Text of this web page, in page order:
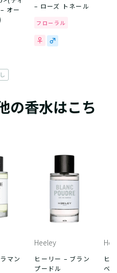
オー
– ローズ トネール
フローラル
の香水はこち
マン
Heeley
ヒーリー – ブラン
プードル
ヒ
ベロ